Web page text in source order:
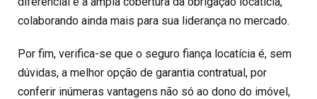
colaborando ainda mais para sua liderança no mercado.
Por fim, verifica-se que o seguro fiança locatícia é, sem
dúvidas, a melhor opção de garantia contratual, por
conferir inúmeras vantagens não só ao dono do imóvel,